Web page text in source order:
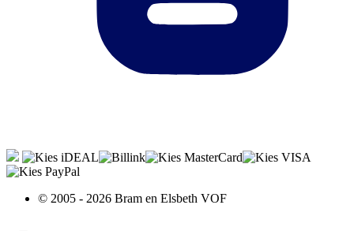
© 2005 - 2026 Bram en Elsbeth VOF